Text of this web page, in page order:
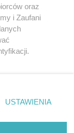
z portali
z nami
oraz
i Zaufani
prywatności
zgody
takiemu
USTAWIENIA